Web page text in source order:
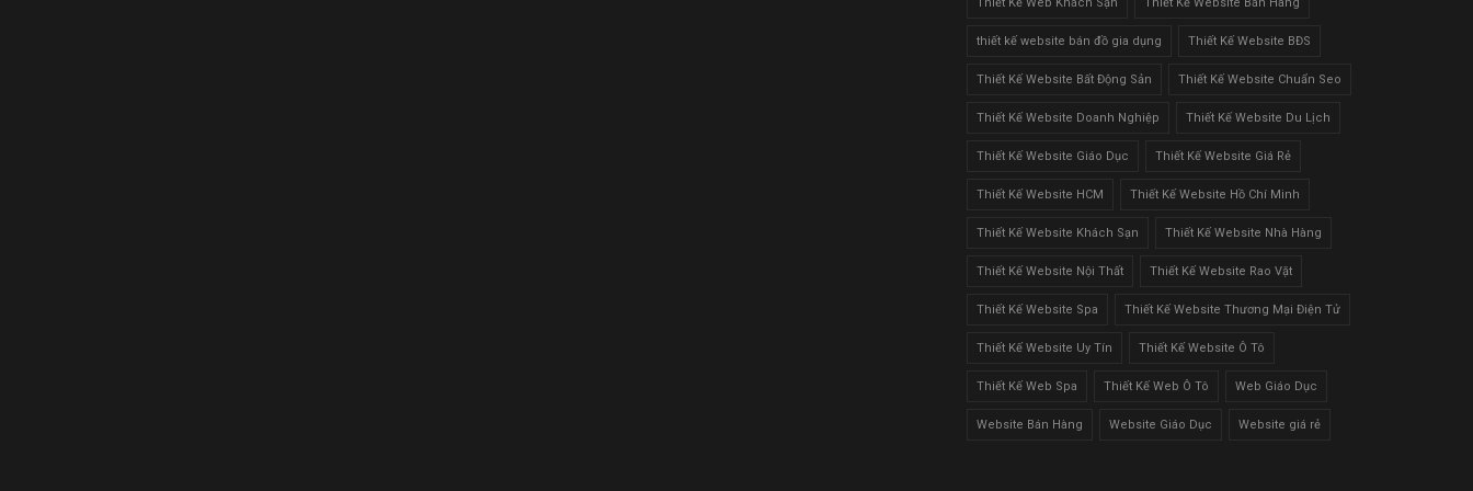
thiết kế website bán đồ gia dụng Thiết Kế Website BĐS
Thiết Kế Website Bất Động Sản Thiết Kế Website Chuẩn Seo
Thiết Kế Website Doanh Nghiệp Thiết Kế Website Du Lịch
Thiết Kế Website Giáo Dục Thiết Kế Website Giá Rẻ
Thiết Kế Website HCM Thiết Kế Website Hồ Chí Minh
Thiết Kế Website Khách Sạn Thiết Kế Website Nhà Hàng
Thiết Kế Website Nội Thất Thiết Kế Website Rao Vặt
Thiết Kế Website Spa Thiết Kế Website Thương Mại Điện Tử
Thiết Kế Website Uy Tín Thiết Kế Website Ô Tô
Thiết Kế Web Spa Thiết Kế Web Ô Tô Web Giáo Dục
Website Bán Hàng Website Giáo Dục Website giá rẻ